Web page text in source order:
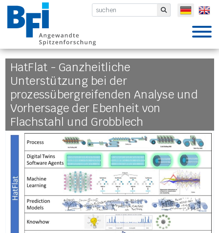
BFI VDEh- Submit
HatFlat - Ganzheitliche
Unterstützung bei der
prozessübergreifenden Analyse und
Vorhersage der Ebenheit von
Flachstahl und Grobblech